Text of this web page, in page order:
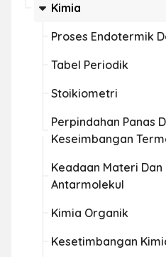
Kimia
Proses Endotermik
Tabel Periodik
Stoikiometri
Perpindahan Panas
Keseimbangan
Keadaan Materi Dan
Antarmolekul
Kimia Organik
Kesetimbangan